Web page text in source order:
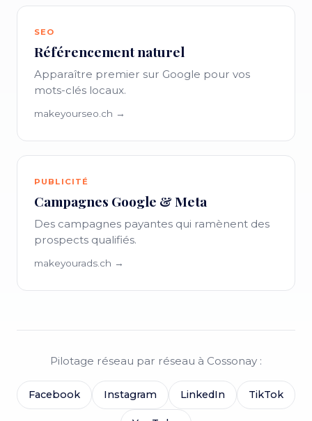
SEO
Référencement naturel
Apparaître premier sur Google pour vos
mots-clés locaux.
makeyourseo.ch →
PUBLICITÉ
Campagnes Google & Meta
Des campagnes payantes qui ramènent des
prospects qualifiés.
makeyourads.ch →
Pilotage réseau par réseau à Cossonay :
Facebook Instagram LinkedIn TikTok